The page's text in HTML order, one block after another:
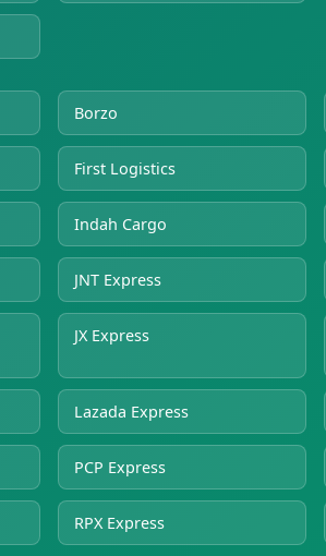
Borzo
First Logistics
Indah Cargo
JNT Express
JX Express
Lazada Express
PCP Express
RPX Express